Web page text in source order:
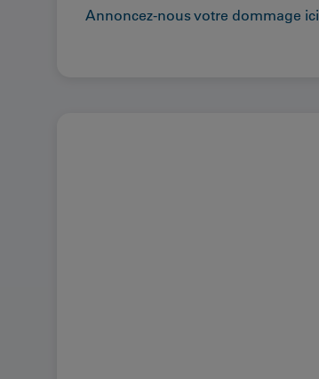
Annoncez-nous votre dommage ici